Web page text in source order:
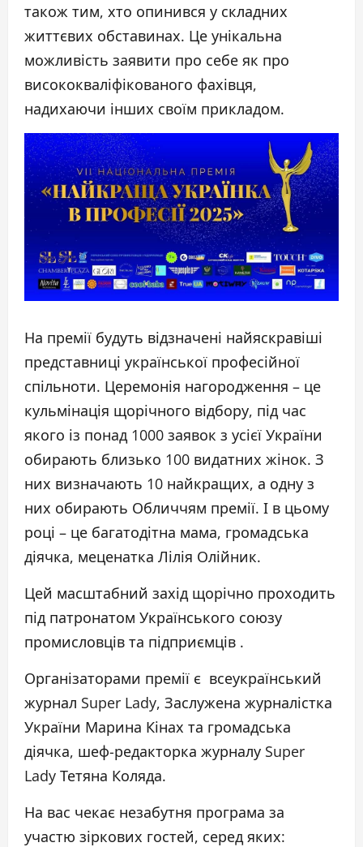
також тим, хто опинився у складних
життєвих обставинах. Це унікальна
можливість заявити про себе як про
висококваліфікованого фахівця,
надихаючи інших своїм прикладом.
На премії будуть відзначені найяскравіші
представниці української професійної
спільноти. Церемонія нагородження – це
кульмінація щорічного відбору, під час
якого із понад 1000 заявок з усієї України
обирають близько 100 видатних жінок. З
них визначають 10 найкращих, а одну з
них обирають Обличчям премії. І в цьому
році – це багатодітна мама, громадська
діячка, меценатка Лілія Олійник.
Цей масштабний захід щорічно проходить
під патронатом Українського союзу
промисловців та підприємців .
Організаторами премії є всеукраїнський
журнал Super Lady, Заслужена журналістка
України Марина Кінах та громадська
діячка, шеф-редакторка журналу Super
Lady Тетяна Коляда.
На вас чекає незабутня програма за
участю зіркових гостей, серед яких: